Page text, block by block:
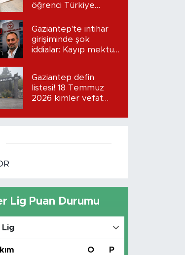
öğrenci Türkiye
Gaziantep'te intihar
girişiminde şok
iddialar: Kayıp mektup
Gaziantep defin
listesi! 18 Temmuz
2026 kimler vefat
Lig Puan Durumu
Lig
O P